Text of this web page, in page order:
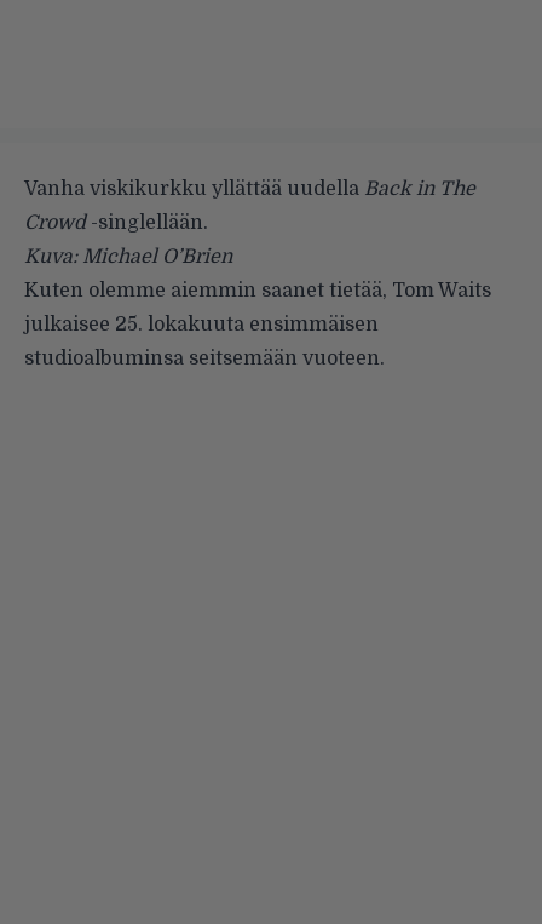
Vanha viskikurkku yllättää uudella Back in The
Crowd-singlellään.
Kuva: Michael O’Brien
Kuten olemme aiemmin saanet tietää, Tom Waits
julkaisee 25. lokakuuta ensimmäisen
studioalbuminsa seitsemään vuoteen.